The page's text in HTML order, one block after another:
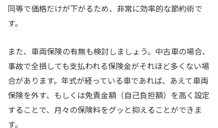
同等で価格だけが下がるため、非常に効率的な節約術で
す。
また、車両保険の有無も検討しましょう。中古車の場合、
事故で全損しても支払われる保険金がそれほど多くない場
合があります。年式が経っている車であれば、あえて車両
保険を外す、もしくは免責金額（自己負担額）を高く設定
することで、月々の保険料をグッと抑えることができま
す。